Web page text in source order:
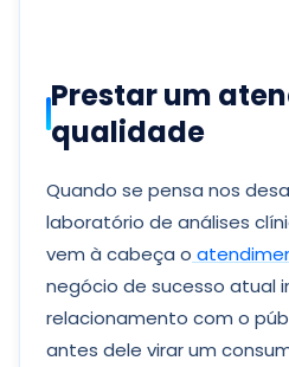
Prestar um
qualidade
Quando se pensa nos
laboratório de análises
vem à cabeça o
negócio de sucesso atual
relacionamento com o
antes dele virar um